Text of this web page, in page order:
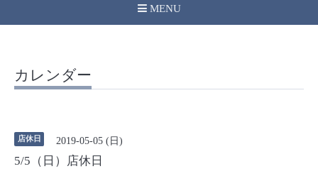
MENU
カレンダー
店休日 2019-05-05 (日)
5/5（日）店休日